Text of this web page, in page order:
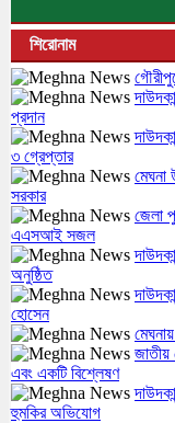
শিরোনাম
প্রদান
৩ গ্রেপ্তার
মেঘনা
সরকার
জেলা
এএসআই সজল
অনুষ্ঠিত
হোসেন
জাতীয়
এবং একটি বিশ্লেষণ
হুমকির অভিযোগ